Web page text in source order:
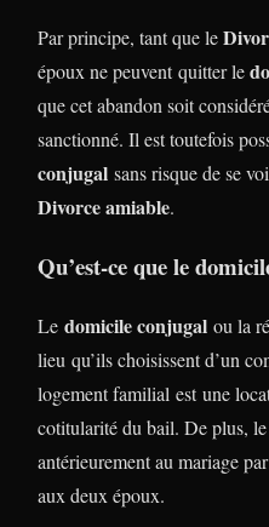
Par principe, tant que le
époux ne peuvent quitter le
que cet abandon soit
sanctionné. Il est toutefois
conjugal sans risque de se
Divorce amiable.
Qu’est-ce que le
Le domicile conjugal ou la
lieu qu’ils choisissent d’un
logement familial est une
cotitularité du bail. De plus,
antérieurement au mariage
aux deux époux.